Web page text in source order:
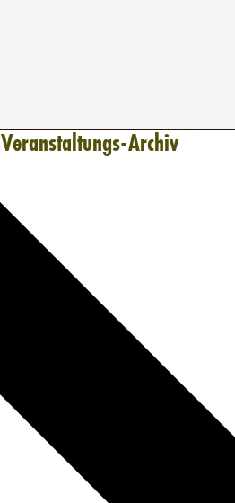
Veranstaltungs-Archiv